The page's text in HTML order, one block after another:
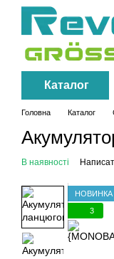
Перейти до
Каталог
Головна Каталог
В наявності
НОВИНКА
3